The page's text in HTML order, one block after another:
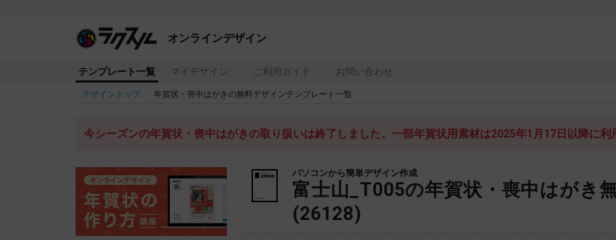
オンラインデザイン
テンプレート一覧 マイデザイン ご利用ガイド お問い合わせ
デザイントップ 年賀状・喪中はがきの無料デザインテンプレート一覧
今シーズンの年賀状・喪中はがきの取り扱いは終了しました。一部年賀状用素材は2025年1月17日以降に利
パソコンから簡単デザイン作成
富士山_T005の年賀状・喪中はがき
(26128)